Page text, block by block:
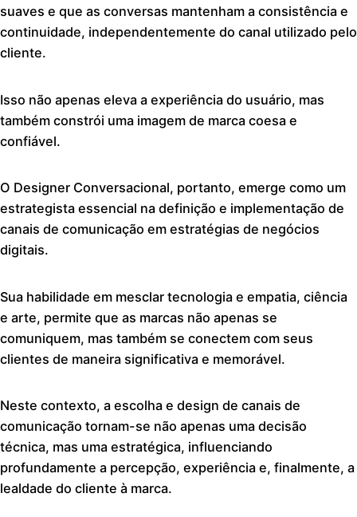
suaves e que as conversas mantenham a consistência e
continuidade, independentemente do canal utilizado pelo
cliente.
Isso não apenas eleva a experiência do usuário, mas
também constrói uma imagem de marca coesa e
confiável.
O Designer Conversacional, portanto, emerge como um
estrategista essencial na definição e implementação de
canais de comunicação em estratégias de negócios
digitais.
Sua habilidade em mesclar tecnologia e empatia, ciência
e arte, permite que as marcas não apenas se
comuniquem, mas também se conectem com seus
clientes de maneira significativa e memorável.
Neste contexto, a escolha e design de canais de
comunicação tornam-se não apenas uma decisão
técnica, mas uma estratégica, influenciando
profundamente a percepção, experiência e, finalmente, a
lealdade do cliente à marca.